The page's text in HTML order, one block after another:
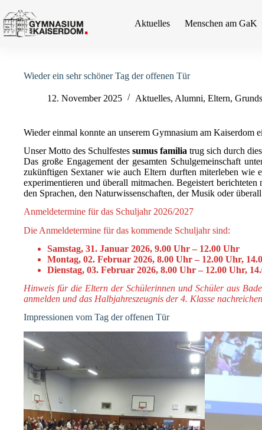
Inhalt
springen
Aktuelles Menschen am GaK
Wieder ein sehr schöner Tag der offenen Tür
12. November 2025 Aktuelles, Alumni, Eltern,
Wieder einmal konnte an unserem Gymnasium am Kaiserdom
Unser Motto des Schulfestes sumus familia trug sich durch
Das große Engagement der gesamten Schulgemeinschaft
zukünftigen Sextaner wie auch Eltern durften miterleben wie
experimentieren und überall mitmachen. Begeistert
den Sprachen, den Naturwissenschaften, der Musik oder
Anmeldetermine für das Schuljahr 2026/2027
Die Anmeldetermine für das kommende Schuljahr sind:
Samstag, 31. Januar 2026, 9.00 Uhr – 12.00 Uhr
Montag, 02. Februar 2026, 8.00 Uhr – 12.00 Uhr,
Dienstag, 03. Februar 2026, 8.00 Uhr – 12.00 Uhr,
Hinweis für die Eltern der Schülerinnen und Schüler aus
anmelden und das Halbjahreszeugnis der 4. Klasse
Impressionen vom Tag der offenen Tür